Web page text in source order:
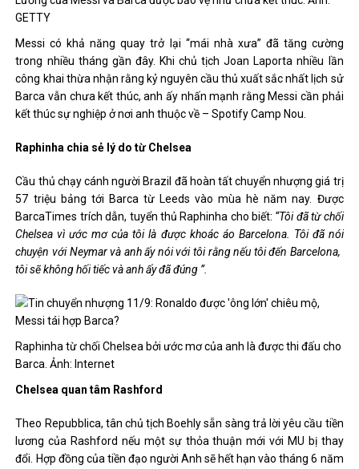
GETTY
Messi có khả năng quay trở lại “mái nhà xưa” đã tăng cường
trong nhiều tháng gần đây. Khi chủ tịch Joan Laporta nhiều lần
công khai thừa nhận rằng kỷ nguyên cầu thủ xuất sắc nhất lịch sử
Barca vẫn chưa kết thúc, anh ấy nhấn mạnh rằng Messi cần phải
kết thúc sự nghiệp ở nơi anh thuộc về – Spotify Camp Nou.
Raphinha chia sẻ lý do từ Chelsea
Cầu thủ chạy cánh người Brazil đã hoàn tất chuyển nhượng giá trị
57 triệu bảng tới Barca từ Leeds vào mùa hè năm nay. Được
BarcaTimes trích dẫn, tuyển thủ Raphinha cho biết: “Tôi đã từ chối
Chelsea vì ước mơ của tôi là được khoác áo Barcelona. Tôi đã nói
chuyện với Neymar và anh ấy nói với tôi rằng nếu tôi đến Barcelona, ​​
tôi sẽ không hối tiếc và anh ấy đã đúng ”.
Raphinha từ chối Chelsea bởi ước mơ của anh là được thi đấu cho
Barca. Ảnh: Internet
Chelsea quan tâm Rashford
Theo Repubblica, tân chủ tịch Boehly sẵn sàng trả lời yêu cầu tiền
lương của Rashford nếu một sự thỏa thuận mới với MU bị thay
đổi. Hợp đồng của tiền đạo người Anh sẽ hết hạn vào tháng 6 năm